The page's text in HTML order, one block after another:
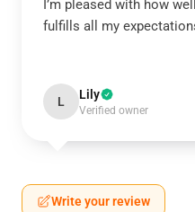
I’m pleased with how
fulfills all my
L Lily
Verified owner
Write your review